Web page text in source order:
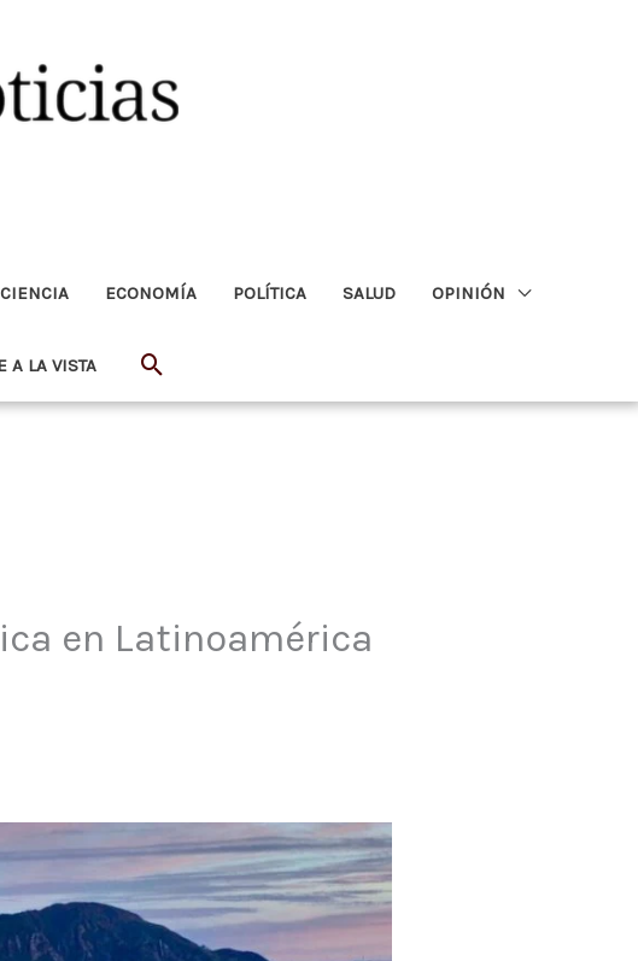
CIENCIA ECONOMÍA POLÍTICA SALUD OPINIÓN
A LA VISTA Buscar
en Latinoamérica